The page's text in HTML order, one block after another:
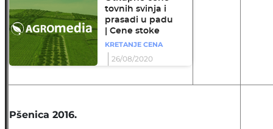
tovnih svinja i
prasadi u padu
| Cene stoke
KRETANJE CENA
26/08/2020
Pšenica 2016.